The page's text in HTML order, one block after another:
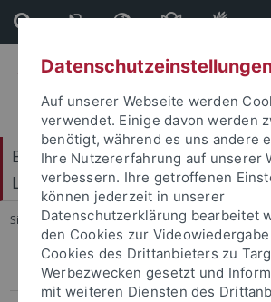
Direkt
zum
Inhalt
Direkt
zur
Fußleiste
Baden-Württembergisches
Lateinamerika-Zentrum
Sie sind hier: Startseite ... Organization
Home
Auf unserer Webseite werden
verwendet. Einige davon werden
benötigt, während es uns andere
Ihre Nutzererfahrung auf unserer
verbessern. Ihre getroffenen
können jederzeit in unserer
Datenschutzerklärung bearbeitet
den Cookies zur
Cookies des Drittanbieters zu
Werbezwecken gesetzt und
mit weiteren Diensten des